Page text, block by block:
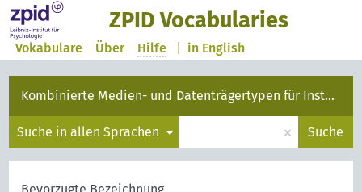
ZPID Vocabularies
in English
Vokabulare Über Hilfe
Kombinierte Medien- und Datenträgertypen für Instanzen
Suche in allen Sprachen × Suche